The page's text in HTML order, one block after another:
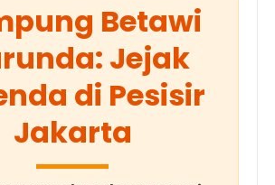
Betawi
Jejak
di Pesisir
Jakarta